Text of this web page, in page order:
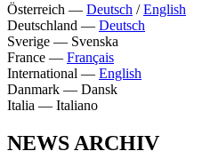
Österreich — Deutsch /English
Deutschland — Deutsch
Sverige — Svenska
France — Français
International — English
Danmark — Dansk
Italia — Italiano
NEWS ARCHIV